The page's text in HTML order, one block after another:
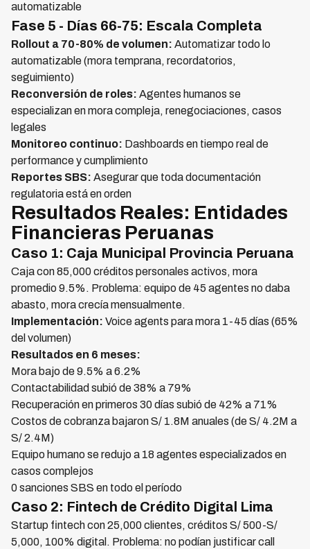
automatizable
Fase 5 - Días 66-75: Escala Completa
Rollout a 70-80% de volumen: Automatizar todo lo
automatizable (mora temprana, recordatorios,
seguimiento)
Reconversión de roles: Agentes humanos se
especializan en mora compleja, renegociaciones, casos
legales
Monitoreo continuo: Dashboards en tiempo real de
performance y cumplimiento
Reportes SBS: Asegurar que toda documentación
regulatoria está en orden
Resultados Reales: Entidades
Financieras Peruanas
Caso 1: Caja Municipal Provincia Peruana
Caja con 85,000 créditos personales activos, mora
promedio 9.5%. Problema: equipo de 45 agentes no daba
abasto, mora crecía mensualmente.
Implementación: Voice agents para mora 1-45 días (65%
del volumen)
Resultados en 6 meses:
Mora bajo de 9.5% a 6.2%
Contactabilidad subió de 38% a 79%
Recuperación en primeros 30 días subió de 42% a 71%
Costos de cobranza bajaron S/ 1.8M anuales (de S/ 4.2M a
S/ 2.4M)
Equipo humano se redujo a 18 agentes especializados en
casos complejos
0 sanciones SBS en todo el período
Caso 2: Fintech de Crédito Digital Lima
Startup fintech con 25,000 clientes, créditos S/ 500-S/
5,000, 100% digital. Problema: no podían justificar call